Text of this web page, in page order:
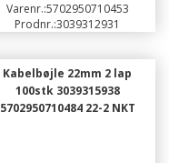
Varenr.:5702950710453
Prodnr.:3039312931
Kabelbøjle 22mm 2 lap
100stk 3039315938
5702950710484 22-2 NKT